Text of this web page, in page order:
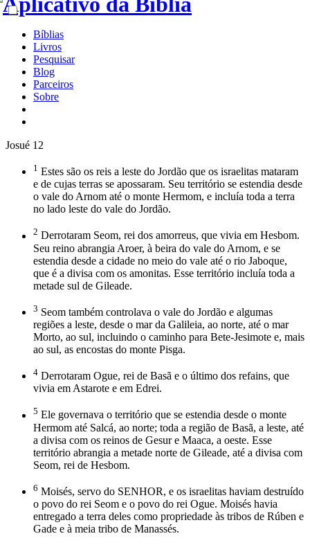
Bíblias
Livros
Pesquisar
Blog
Parceiros
Sobre
Josué 12
1 Estes são os reis a leste do Jordão que os israelitas mataram
e de cujas terras se apossaram. Seu território se estendia desde
o vale do Arnom até o monte Hermom, e incluía toda a terra
no lado leste do vale do Jordão.
2 Derrotaram Seom, rei dos amorreus, que vivia em Hesbom.
Seu reino abrangia Aroer, à beira do vale do Arnom, e se
estendia desde a cidade no meio do vale até o rio Jaboque,
que é a divisa com os amonitas. Esse território incluía toda a
metade sul de Gileade.
3 Seom também controlava o vale do Jordão e algumas
regiões a leste, desde o mar da Galileia, ao norte, até o mar
Morto, ao sul, incluindo o caminho para Bete-Jesimote e, mais
ao sul, as encostas do monte Pisga.
4 Derrotaram Ogue, rei de Basã e o último dos refains, que
vivia em Astarote e em Edrei.
5 Ele governava o território que se estendia desde o monte
Hermom até Salcá, ao norte; toda a região de Basã, a leste, até
a divisa com os reinos de Gesur e Maaca, a oeste. Esse
território abrangia a metade norte de Gileade, até a divisa com
Seom, rei de Hesbom.
6 Moisés, servo do SENHOR, e os israelitas haviam destruído
o povo do rei Seom e o povo do rei Ogue. Moisés havia
entregado a terra deles como propriedade às tribos de Rúben e
Gade e à meia tribo de Manassés.